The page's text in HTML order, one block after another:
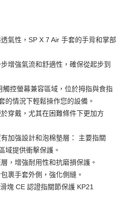
華泰商業銀行
永豐商業銀行
大哥大用戶可立即使用無須另外申請。
訂單成立後會自動跳轉到大哥付的交易
期的期數、繳款截止日，確認付款後即完
額請依後續交易確認頁面所載為準。
後才付款」的支付方式。 讓您購物簡單
氣性，SP X 7 Air 手套的手背和掌部
增強氣流和舒適性，確保從起步到
觸控螢幕兼容區域，位於拇指與食指
的情況下輕鬆操作您的設備。
穿戴，尤其在困難條件下更加方
加強設計和泡棉墊層： 主要指關
域提供衝擊保護。
，增強耐用性和抗磨損保護。
裹手套外側，強化側縫。
塊 CE 認證指關節保護 KP21